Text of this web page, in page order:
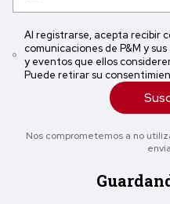
Al registrarse, acepta recibir
comunicaciones de P&M y
y eventos que ellos
Puede retirar su
Nos comprometemos a no